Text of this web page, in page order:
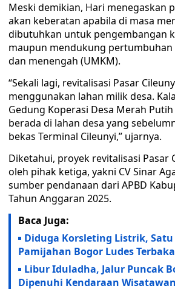
Meski demikian, Hari menegaskan
akan keberatan apabila di masa
dibutuhkan untuk pengembangan
maupun mendukung pertumbuhan
dan menengah (UMKM).
“Sekali lagi, revitalisasi Pasar
menggunakan lahan milik desa.
Gedung Koperasi Desa Merah
berada di lahan desa yang
bekas Terminal Cileunyi,” ujarnya.
Diketahui, proyek revitalisasi Pasar
oleh pihak ketiga, yakni CV Sinar
sumber pendanaan dari APBD
Tahun Anggaran 2025.
Baca Juga:
Diduga Korsleting Listrik,
Pamijahan Bogor Ludes
Libur Iduladha, Jalur Puncak
Dipenuhi Kendaraan Wisatawan